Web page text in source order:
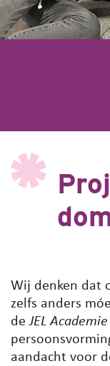
Wij denken dat
zelfs anders
deJEL Academie
aandacht voor